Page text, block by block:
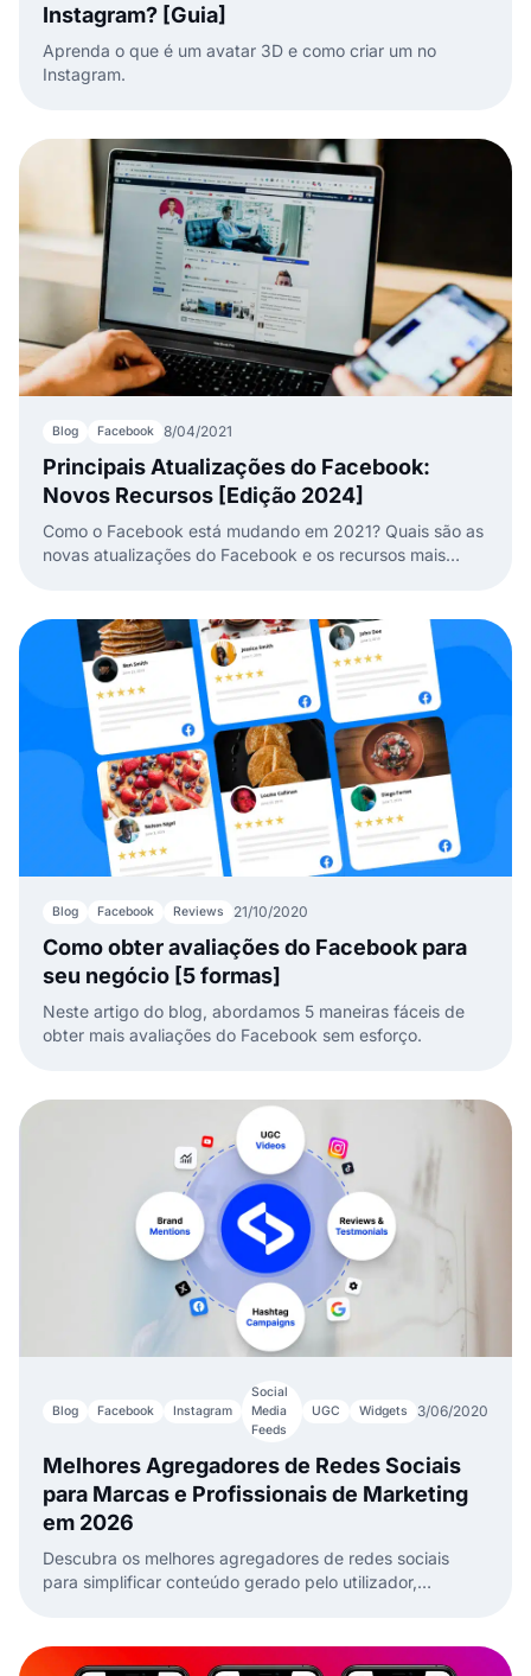
Instagram? [Guia]
Aprenda o que é um avatar 3D e como criar um no
Instagram.
Blog Facebook 8/04/2021
Principais Atualizações do Facebook:
Novos Recursos [Edição 2024]
Como o Facebook está mudando em 2021? Quais são as
novas atualizações do Facebook e os recursos mais
Blog Facebook Reviews 21/10/2020
Como obter avaliações do Facebook para
seu negócio [5 formas]
Neste artigo do blog, abordamos 5 maneiras fáceis de
obter mais avaliações do Facebook sem esforço.
Blog Facebook Instagram
Social
Media
Feeds
UGC Widgets 3/06/2020
Melhores Agregadores de Redes Sociais
para Marcas e Profissionais de Marketing
em 2026
Descubra os melhores agregadores de redes sociais
para simplificar conteúdo gerado pelo utilizador,